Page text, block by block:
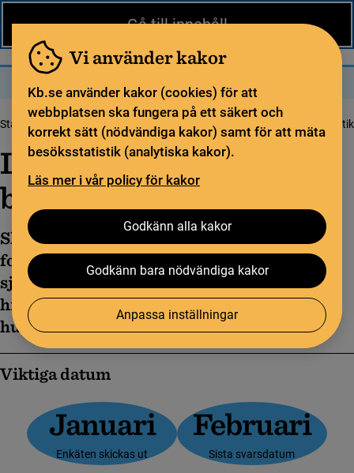
Gå till innehåll
Vi använder kakor
Kb.se använder kakor (cookies) för att
webbplatsen ska fungera på ett säkert och
korrekt sätt (nödvändiga kakor) samt för att mäta
besöksstatistik (analytiska kakor).
Läs mer i vår policy för kakor
Godkänn alla kakor
Godkänn bara nödvändiga kakor
Anpassa inställningar
Startsida Biblioteksstatistik Lämna in statistik Lämna in biblioteksstatistik
Lämna in
biblioteksstatistik
Ska du rapportera in statistik för
folkbibliotek, lärosätesbibliotek,
sjukhusbibliotek eller specialbibliotek? Här
hittar du viktiga datum och information om
hur du går tillväga.
Viktiga datum
Januari
Enkäten skickas ut
Februari
Sista svarsdatum